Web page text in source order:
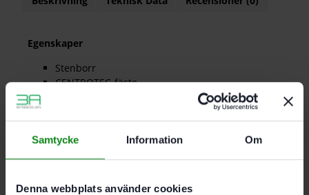
Samtycke Information Om
Denna webbplats använder cookies
Egenskaper
Stenborr
CENTROTEC-fäste
För skruvdragare och slagborrmaskiner med